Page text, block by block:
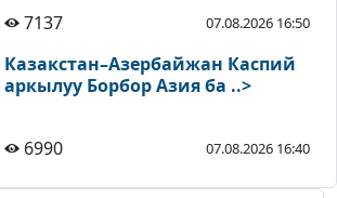
7137 07.08.2026 16:50
Казакстан–Азербайжан Каспий
аркылуу Борбор Азия ба ..>
6990 07.08.2026 16:40